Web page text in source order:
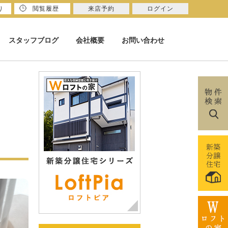
スタッフブログ 会社概要 お問い合わせ
閲覧履歴 来店予約 ログイン